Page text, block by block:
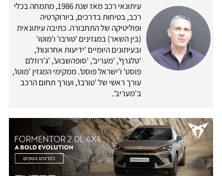
עיתונאי רכב מאז שנת 1986, מתמחה בכלי
רכב, בטיחות בדרכים, ביורוקרטיה
ופוליטיקה של התחבורה. כתיבה עיתונאית
(בין השאר) במגזינים 'טורבו' ו'מוטו'
ובעיתונים היומיים 'ידיעות אחרונות',
'טלגרף', 'מעריב', 'סופהשבוע', 'ג'רוזלם
פוסט' ו'ישראל פוסט'. ממקימי המגזין 'מוטו',
עורך ראשי של 'טורבו', ועורך תחום הרכב
ב'מעריב'.